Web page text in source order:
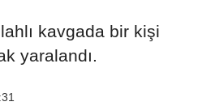
kavgada bir kişi
yaralandı.